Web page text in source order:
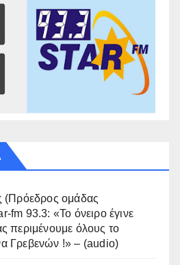
(Πρόεδρος ομάδας
93.3: «Το όνειρο έγινε
περιμένουμε όλους το
Γρεβενών !» – (audio)